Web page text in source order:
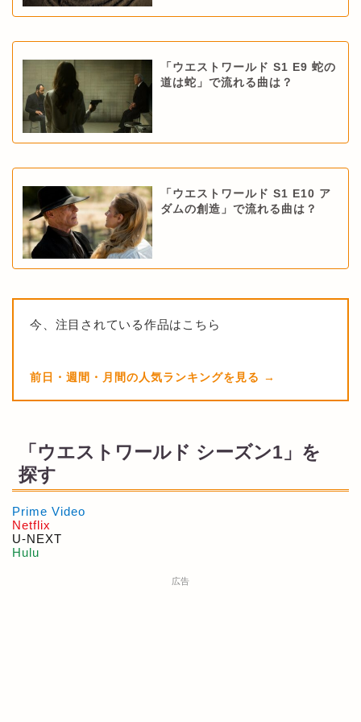
「ウエストワールド S1 E9 蛇の
道は蛇」で流れる曲は？
「ウエストワールド S1 E10 ア
ダムの創造」で流れる曲は？
今、注目されている作品はこちら
前日・週間・月間の人気ランキングを見る
「ウエストワールド シーズン1」を
探す
Prime Video
Netflix
U-NEXT
Hulu
広告